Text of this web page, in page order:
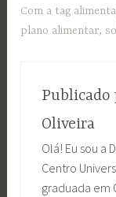
Com a tag
plano alimentar,
Publicado
Oliveira
Olá! Eu sou a
Centro
graduada em